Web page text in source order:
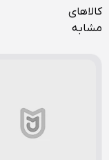
کالاهای
مشابه